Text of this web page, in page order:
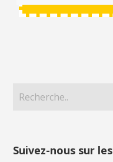
Suivez-nous sur